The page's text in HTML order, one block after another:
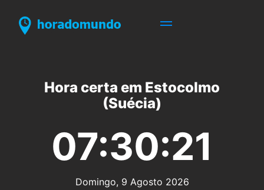
Hora certa em Estocolmo
(Suécia)
07:30:21
Domingo, 9 Agosto 2026